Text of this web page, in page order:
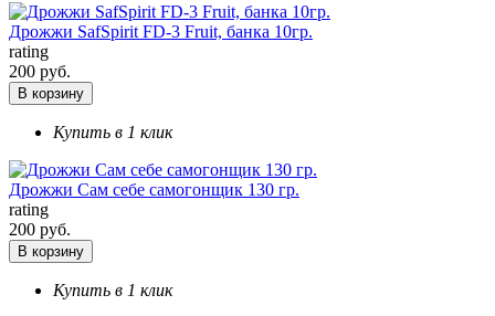
Дрожжи SafSpirit FD-3 Fruit, банка 10гр.
rating
200 руб.
В корзину
Купить в 1 клик
Дрожжи Сам себе самогонщик 130 гр.
rating
200 руб.
В корзину
Купить в 1 клик